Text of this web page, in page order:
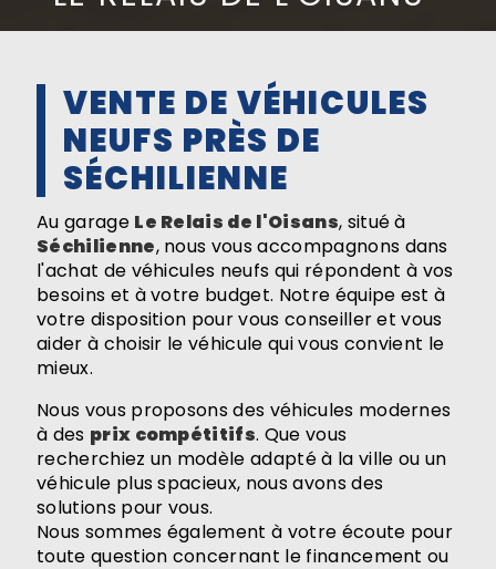
VENTE DE VÉHICULES
NEUFS PRÈS DE
SÉCHILIENNE
Au garage Le Relais de l'Oisans, situé à
Séchilienne, nous vous accompagnons dans
l'achat de véhicules neufs qui répondent à vos
besoins et à votre budget. Notre équipe est à
votre disposition pour vous conseiller et vous
aider à choisir le véhicule qui vous convient le
mieux.
Nous vous proposons des véhicules modernes
à des prix compétitifs. Que vous
recherchiez un modèle adapté à la ville ou un
véhicule plus spacieux, nous avons des
solutions pour vous.
Nous sommes également à votre écoute pour
toute question concernant le financement ou